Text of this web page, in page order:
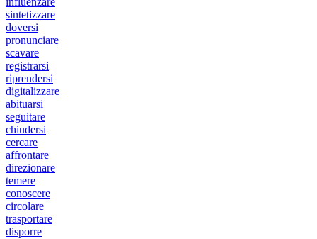
sintetizzare
doversi
pronunciare
scavare
registrarsi
riprendersi
digitalizzare
abituarsi
seguitare
chiudersi
cercare
affrontare
direzionare
temere
conoscere
circolare
trasportare
disporre